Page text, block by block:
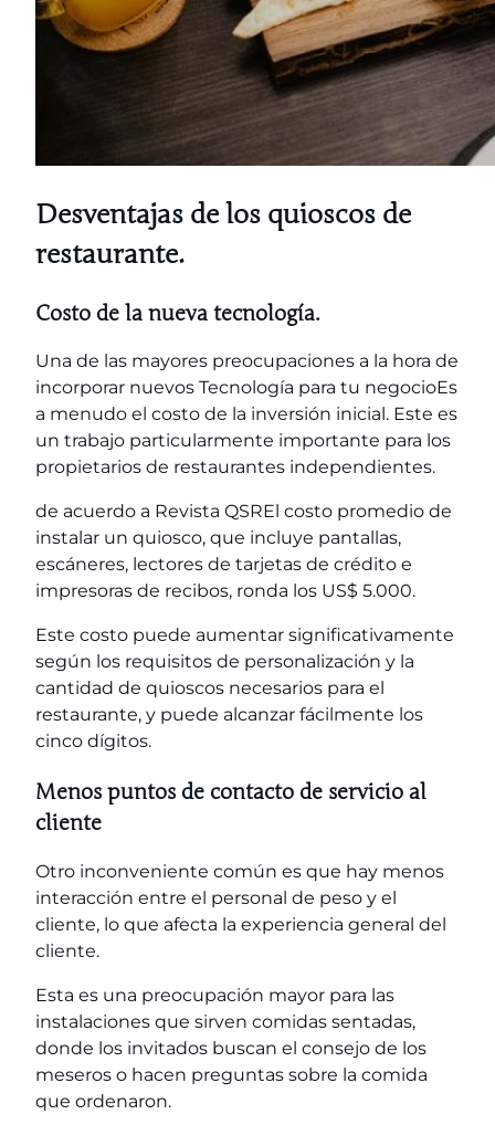
Desventajas de los quioscos de
restaurante.
Costo de la nueva tecnología.
Una de las mayores preocupaciones a la hora de
incorporar nuevos Tecnología para tu negocioEs
a menudo el costo de la inversión inicial. Este es
un trabajo particularmente importante para los
propietarios de restaurantes independientes.
de acuerdo a Revista QSREl costo promedio de
instalar un quiosco, que incluye pantallas,
escáneres, lectores de tarjetas de crédito e
impresoras de recibos, ronda los US$ 5.000.
Este costo puede aumentar significativamente
según los requisitos de personalización y la
cantidad de quioscos necesarios para el
restaurante, y puede alcanzar fácilmente los
cinco dígitos.
Menos puntos de contacto de servicio al
cliente
Otro inconveniente común es que hay menos
interacción entre el personal de peso y el
cliente, lo que afecta la experiencia general del
cliente.
Esta es una preocupación mayor para las
instalaciones que sirven comidas sentadas,
donde los invitados buscan el consejo de los
meseros o hacen preguntas sobre la comida
que ordenaron.